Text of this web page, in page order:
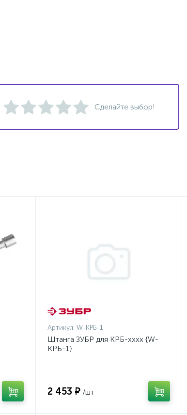
Сделайте выбор!
Артикул: W-КРБ-1
Штанга ЗУБР для КРБ-хххх {W-
КРБ-1}
2 453 ₽ /шт